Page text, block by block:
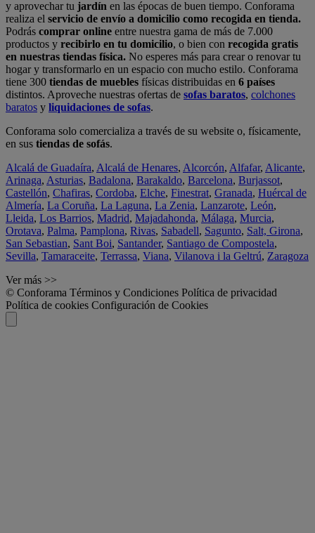
y aprovechar tu jardín en las épocas de buen tiempo. Conforama
realiza el servicio de envío a domicilio como recogida en tienda.
Podrás comprar online entre nuestra gama de más de 7.000
productos y recibirlo en tu domicilio, o bien con recogida gratis
en nuestras tiendas física. No esperes más para crear o renovar tu
hogar y transformarlo en un espacio con mucho estilo. Conforama
tiene 300 tiendas de muebles físicas distribuidas en 6 países
distintos. Aproveche nuestras ofertas de sofas baratos, colchones
baratos y liquidaciones de sofas.
Conforama solo comercializa a través de su website o, físicamente,
en sus tiendas de sofás.
Alcalá de Guadaíra, Alcalá de Henares, Alcorcón, Alfafar, Alicante,
Arinaga, Asturias, Badalona, Barakaldo, Barcelona, Burjassot,
Castellón, Chafiras, Cordoba, Elche, Finestrat, Granada, Huércal de
Almería, La Coruña, La Laguna, La Zenia, Lanzarote, León,
Lleida, Los Barrios, Madrid, Majadahonda, Málaga, Murcia,
Orotava, Palma, Pamplona, Rivas, Sabadell, Sagunto, Salt, Girona,
San Sebastian, Sant Boi, Santander, Santiago de Compostela,
Sevilla, Tamaraceite, Terrassa, Viana, Vilanova i la Geltrú, Zaragoza
Ver más >>
© Conforama Términos y Condiciones Política de privacidad
Política de cookies Configuración de Cookies